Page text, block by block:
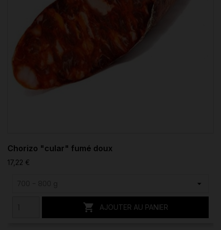
Chorizo "cular" fumé doux
17,22 €
 AJOUTER AU PANIER